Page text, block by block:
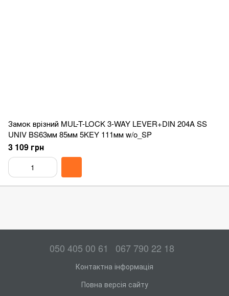
Замок врізний MUL-T-LOCK 3-WAY LEVER+DIN 204A SS
UNIV BS63мм 85мм 5KEY 111мм w/o_SP
3 109 грн
050 405 00 61 067 790 22 18
Контактна інформація
Повна версія сайту